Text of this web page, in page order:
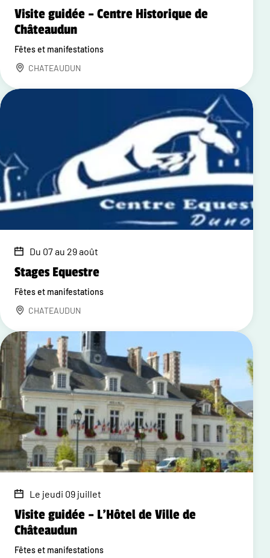
Visite guidée – Centre Historique de
Châteaudun
Fêtes et manifestations
CHATEAUDUN
Du 07 au 29 août
Stages Equestre
Fêtes et manifestations
CHATEAUDUN
Le jeudi 09 juillet
Visite guidée – L'Hôtel de Ville de
Châteaudun
Fêtes et manifestations